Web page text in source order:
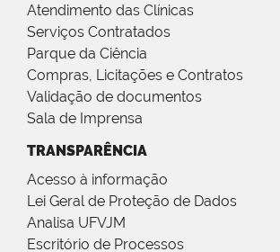
Atendimento das Clínicas
Serviços Contratados
Parque da Ciência
Compras, Licitações e Contratos
Validação de documentos
Sala de Imprensa
TRANSPARÊNCIA
Acesso à informação
Lei Geral de Proteção de Dados
Analisa UFVJM
Escritório de Processos